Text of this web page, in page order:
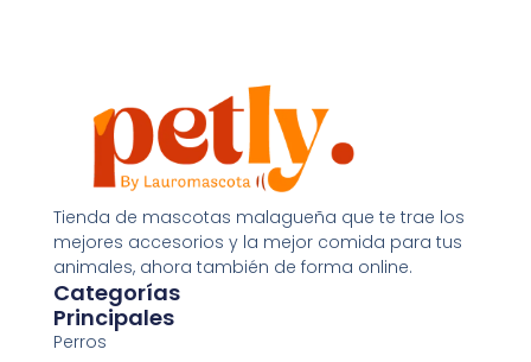
Monster toy
12,95€
Tienda de mascotas malagueña que te trae los
mejores accesorios y la mejor comida para tus
animales, ahora también de forma online.
Categorías
Principales
Perros